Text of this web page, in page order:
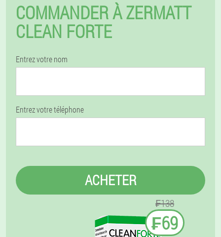
COMMANDER À ZERMATT
CLEAN FORTE
Entrez votre nom
Entrez votre téléphone
ACHETER
₣138
₣69